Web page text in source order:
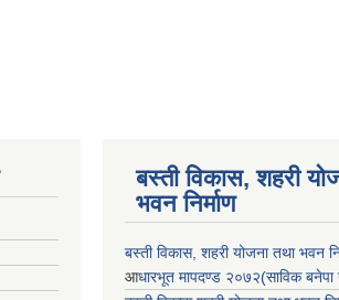
बस्ती विकास, शहरी
भवन निर्माण
बस्ती विकास, शहरी योजना तथा भवन
आधारभूत मापदण्ड २०७२(साविक बनेपा